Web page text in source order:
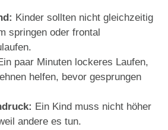
Kinder sollten nicht gleichzeitig
springen oder frontal
paar Minuten lockeres Laufen,
helfen, bevor gesprungen
Ein Kind muss nicht höher
andere es tun.